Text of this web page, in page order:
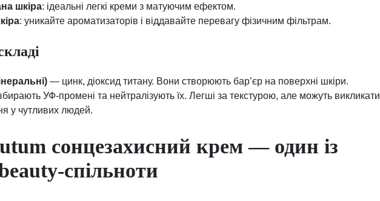
шкіра: ідеальні легкі креми з матуючим ефектом.
: уникайте ароматизаторів і віддавайте перевагу фізичним фільтрам.
— цинк, діоксид титану. Вони створюють бар’єр на поверхні шкіри.
УФ-промені та нейтралізують їх. Легші за текстурою, але можуть викликати
у чутливих людей.
сонцезахисний крем — один із
спільноти